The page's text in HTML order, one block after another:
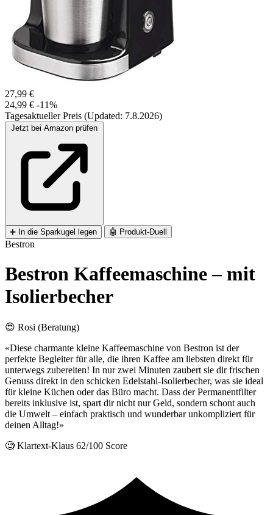
27,99 €
24,99 € -11%
Tagesaktueller Preis (Updated: 7.8.2026)
➕ In die Sparkugel legen 🤖 Produkt-Duell
Bestron
Bestron Kaffeemaschine – mit
Isolierbecher
😍 Rosi (Beratung)
«Diese charmante kleine Kaffeemaschine von Bestron ist der
perfekte Begleiter für alle, die ihren Kaffee am liebsten direkt für
unterwegs zubereiten! In nur zwei Minuten zaubert sie dir frischen
Genuss direkt in den schicken Edelstahl-Isolierbecher, was sie ideal
für kleine Küchen oder das Büro macht. Dass der Permanentfilter
bereits inklusive ist, spart dir nicht nur Geld, sondern schont auch
die Umwelt – einfach praktisch und wunderbar unkompliziert für
deinen Alltag!»
🧐 Klartext-Klaus 62/100 Score